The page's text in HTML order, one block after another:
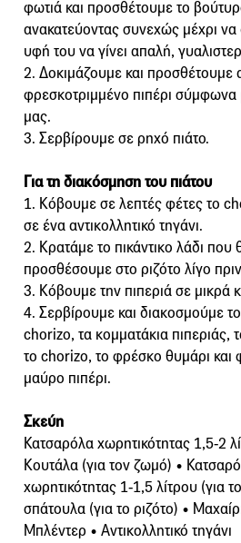
φωτιά και προσθέτουμε το
ανακατεύοντας συνεχώς μέχρι να
υφή του να γίνει απαλή,
2. Δοκιμάζουμε και προσθέτουμε
φρεσκοτριμμένο πιπέρι σύμφωνα
μας.
3. Σερβίρουμε σε ρηχό πιάτο.
Για τη διακόσμηση του πιάτου
1. Κόβουμε σε λεπτές φέτες το
σε ένα αντικολλητικό τηγάνι.
2. Κρατάμε το πικάντικο λάδι που
προσθέσουμε στο ριζότο λίγο
3. Κόβουμε την πιπεριά σε μικρά
4. Σερβίρουμε και διακοσμούμε
chorizo, τα κομματάκια πιπεριάς,
το chorizo, το φρέσκο θυμάρι και
μαύρο πιπέρι.
Σκεύη
Κατσαρόλα χωρητικότητας 1,5-2
Κουτάλα (για τον ζωμό) •
χωρητικότητας 1-1,5 λίτρου (για
σπάτουλα (για το ριζότο) •
Μπλέντερ • Αντικολλητικό τηγάνι